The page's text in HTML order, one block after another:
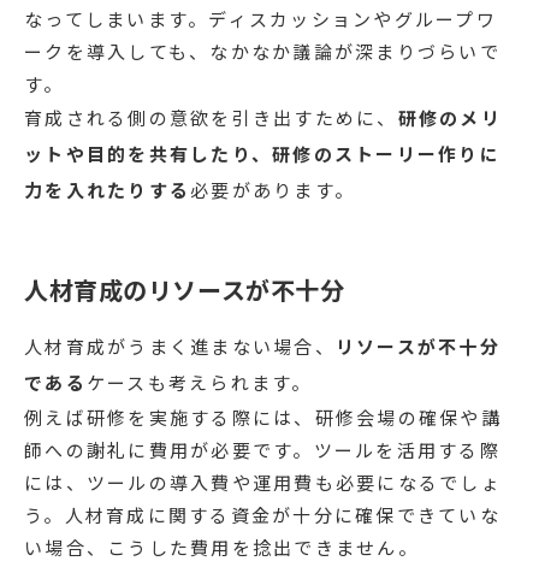
なってしまいます。ディスカッションやグループワ
ークを導入しても、なかなか議論が深まりづらいで
す。
育成される側の意欲を引き出すために、 研修のメリ
ットや目的を共有したり、研修のストーリー作りに
力を入れたりする 必要があります。
人材育成のリソースが不十分
人材育成がうまく進まない場合、
リソースが不十分
である ケースも考えられます。
例えば研修を実施する際には、研修会場の確保や講
師への謝礼に費用が必要です。ツールを活用する際
には、ツールの導入費や運用費も必要になるでしょ
う。人材育成に関する資金が十分に確保できていな
い場合、こうした費用を捻出できません。